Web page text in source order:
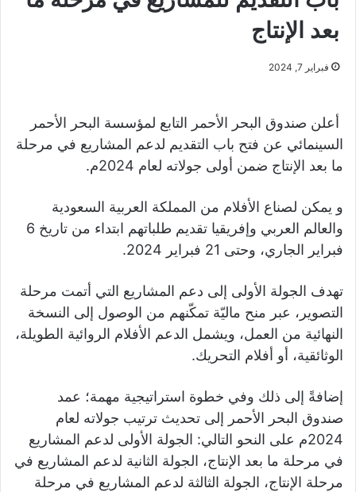
بعد الإنتاج
فبراير 7, 2024
أعلن صندوق البحر الأحمر التابع لمؤسسة البحر الأحمر
السينمائي عن فتح باب التقديم لدعم المشاريع في مرحلة
ما بعد الإنتاج ضمن أولى جولاته لعام 2024م.
و يمكن لصناع الأفلام من المملكة العربية السعودية
والعالم العربي وإفريقيا تقديم طلباتهم ابتداء من تاريخ 6
فبراير الجاري، وحتى 21 فبراير 2024.
تهدف الجولة الأولى إلى دعم المشاريع التي أتمت مرحلة
التصوير، عبر منح ماليّة تمكّنهم من الوصول إلى النسخة
النهائية من العمل، ويشمل الدعم الأفلام الروائية الطويلة،
الوثائقية، أو أفلام التحريك.
إضافةً إلى ذلك وفي خطوة استراتيجية مهمة؛ عمد
صندوق البحر الأحمر إلى تحديث ترتيب جولاته لعام
2024م على النحو التالي: الجولة الأولى لدعم المشاريع
في مرحلة ما بعد الإنتاج، الجولة الثانية لدعم المشاريع في
مرحلة الإنتاج، الجولة الثالثة لدعم المشاريع في مرحلة